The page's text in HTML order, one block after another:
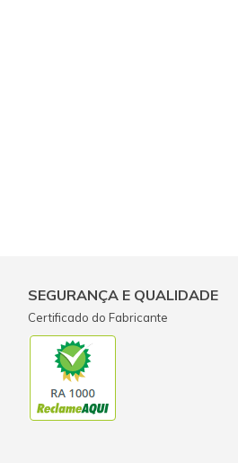
SEGURANÇA E QUALIDADE
Certificado do Fabricante